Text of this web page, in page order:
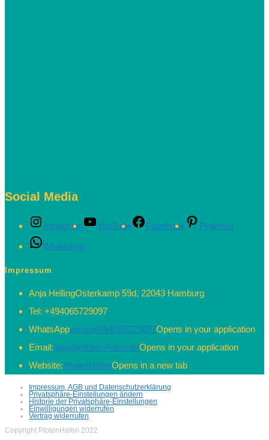
Social Media
Instagram YouTube Facebook
Pinterest
WhatsApp
Impressum
Anja HellingOsterkamp 59d, 22043 Hamburg
Tel: +494065729097
WhatsAppwa.me/494065729097Opens in your application
Email:anja@pfoten-hafen.deOpens in your application
Website:PfotenHafenOpens in a new tab
Impressum, AGB und Datenschutzerklärung
Privatsphäre-Einstellungen ändern
Historie der Privatsphäre-Einstellungen
Einwilligungen widerrufen
Vertrag widerrufen
Copyright PfotenHafen 2022